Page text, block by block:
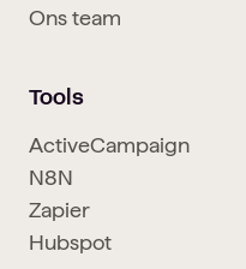
Ons team
Tools
ActiveCampaign
N8N
Zapier
Hubspot